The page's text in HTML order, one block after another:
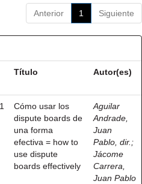
Anterior 1 Siguiente
Título Autor(es)
Cómo usar los
dispute boards de
una forma
efectiva = how to
use dispute
boards effectively
Aguilar
Andrade,
Juan
Pablo, dir. ;
Jácome
Carrera,
Juan Pablo